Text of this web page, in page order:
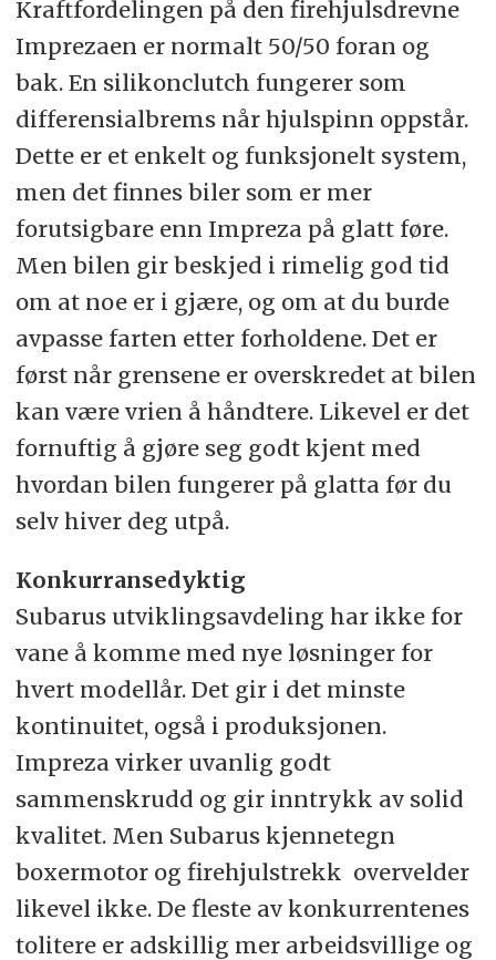
Kraftfordelingen på den firehjulsdrevne
Imprezaen er normalt 50/50 foran og
bak. En silikonclutch fungerer som
differensialbrems når hjulspinn oppstår.
Dette er et enkelt og funksjonelt system,
men det finnes biler som er mer
forutsigbare enn Impreza på glatt føre.
Men bilen gir beskjed i rimelig god tid
om at noe er i gjære, og om at du burde
avpasse farten etter forholdene. Det er
først når grensene er overskredet at bilen
kan være vrien å håndtere. Likevel er det
fornuftig å gjøre seg godt kjent med
hvordan bilen fungerer på glatta før du
selv hiver deg utpå.
Konkurransedyktig
Subarus utviklingsavdeling har ikke for
vane å komme med nye løsninger for
hvert modellår. Det gir i det minste
kontinuitet, også i produksjonen.
Impreza virker uvanlig godt
sammenskrudd og gir inntrykk av solid
kvalitet. Men Subarus kjennetegn 
boxermotor og firehjulstrekk  overvelder
likevel ikke. De fleste av konkurrentenes
tolitere er adskillig mer arbeidsvillige og